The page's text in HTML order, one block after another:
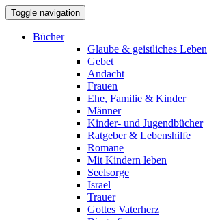
Toggle navigation
Bücher
Glaube & geistliches Leben
Gebet
Andacht
Frauen
Ehe, Familie & Kinder
Männer
Kinder- und Jugendbücher
Ratgeber & Lebenshilfe
Romane
Mit Kindern leben
Seelsorge
Israel
Trauer
Gottes Vaterherz